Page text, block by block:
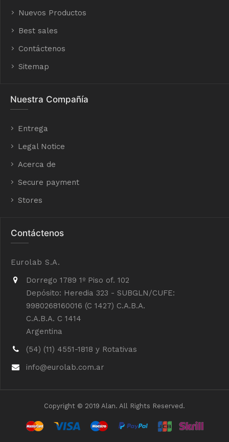
Nuevos Productos
Best sales
Contáctenos
Sitemap
Nuestra Compañía
Entrega
Legal Notice
Acerca de
Secure payment
Stores
Contáctenos
Eurolab S.A.
Dorrego 1789 1º Piso of. 102
Depósito: Heredia 323 - SUBGLN/CUFE:
9980268160016 (C 1427) C.A.B.A.
C.A.B.A. C 1414
Argentina
(54) (11) 4551-1818 y Rotativas
info@eurolab.com.ar
Copyright © 2019 Alan. All Rights Reserved.